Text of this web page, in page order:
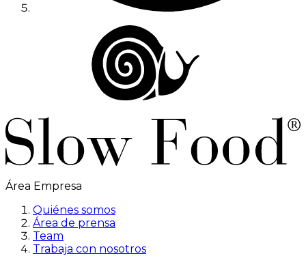
Área Empresa
Quiénes somos
Área de prensa
Team
Trabaja con nosotros